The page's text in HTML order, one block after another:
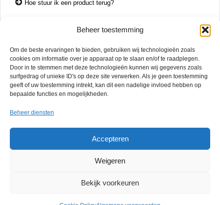
Beheer toestemming
Om de beste ervaringen te bieden, gebruiken wij technologieën zoals
cookies om informatie over je apparaat op te slaan en/of te raadplegen.
Door in te stemmen met deze technologieën kunnen wij gegevens zoals
surfgedrag of unieke ID's op deze site verwerken. Als je geen toestemming
geeft of uw toestemming intrekt, kan dit een nadelige invloed hebben op
bepaalde functies en mogelijkheden.
Beheer diensten
Accepteren
Weigeren
Bekijk voorkeuren
Hoe stuur ik een product terug?
+31 74 7850071
+31 683 65 60 77
Wemenstraat 26
7551 EX Hengelo
Mac Reparatie Twente biedt snelle en betrouwbare service in Hengelo,
Almelo, Borne, Enschede en omgeving. Zonder afspraak welkom. Gratis
Algemene
Sitemap
© Copyright 2025 Mac Reparatie Twente. All Rights Reserved.